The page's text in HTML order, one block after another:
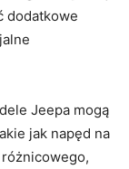
dodatkowe
Jeepa mogą
jak ‍napęd na